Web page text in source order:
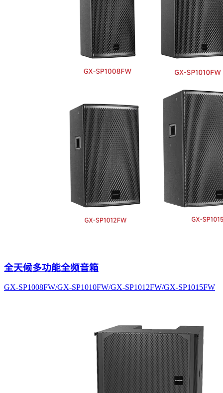
全天候多功能全频音箱
GX-SP1008FW/GX-SP1010FW/GX-SP1012FW/GX-SP1015FW